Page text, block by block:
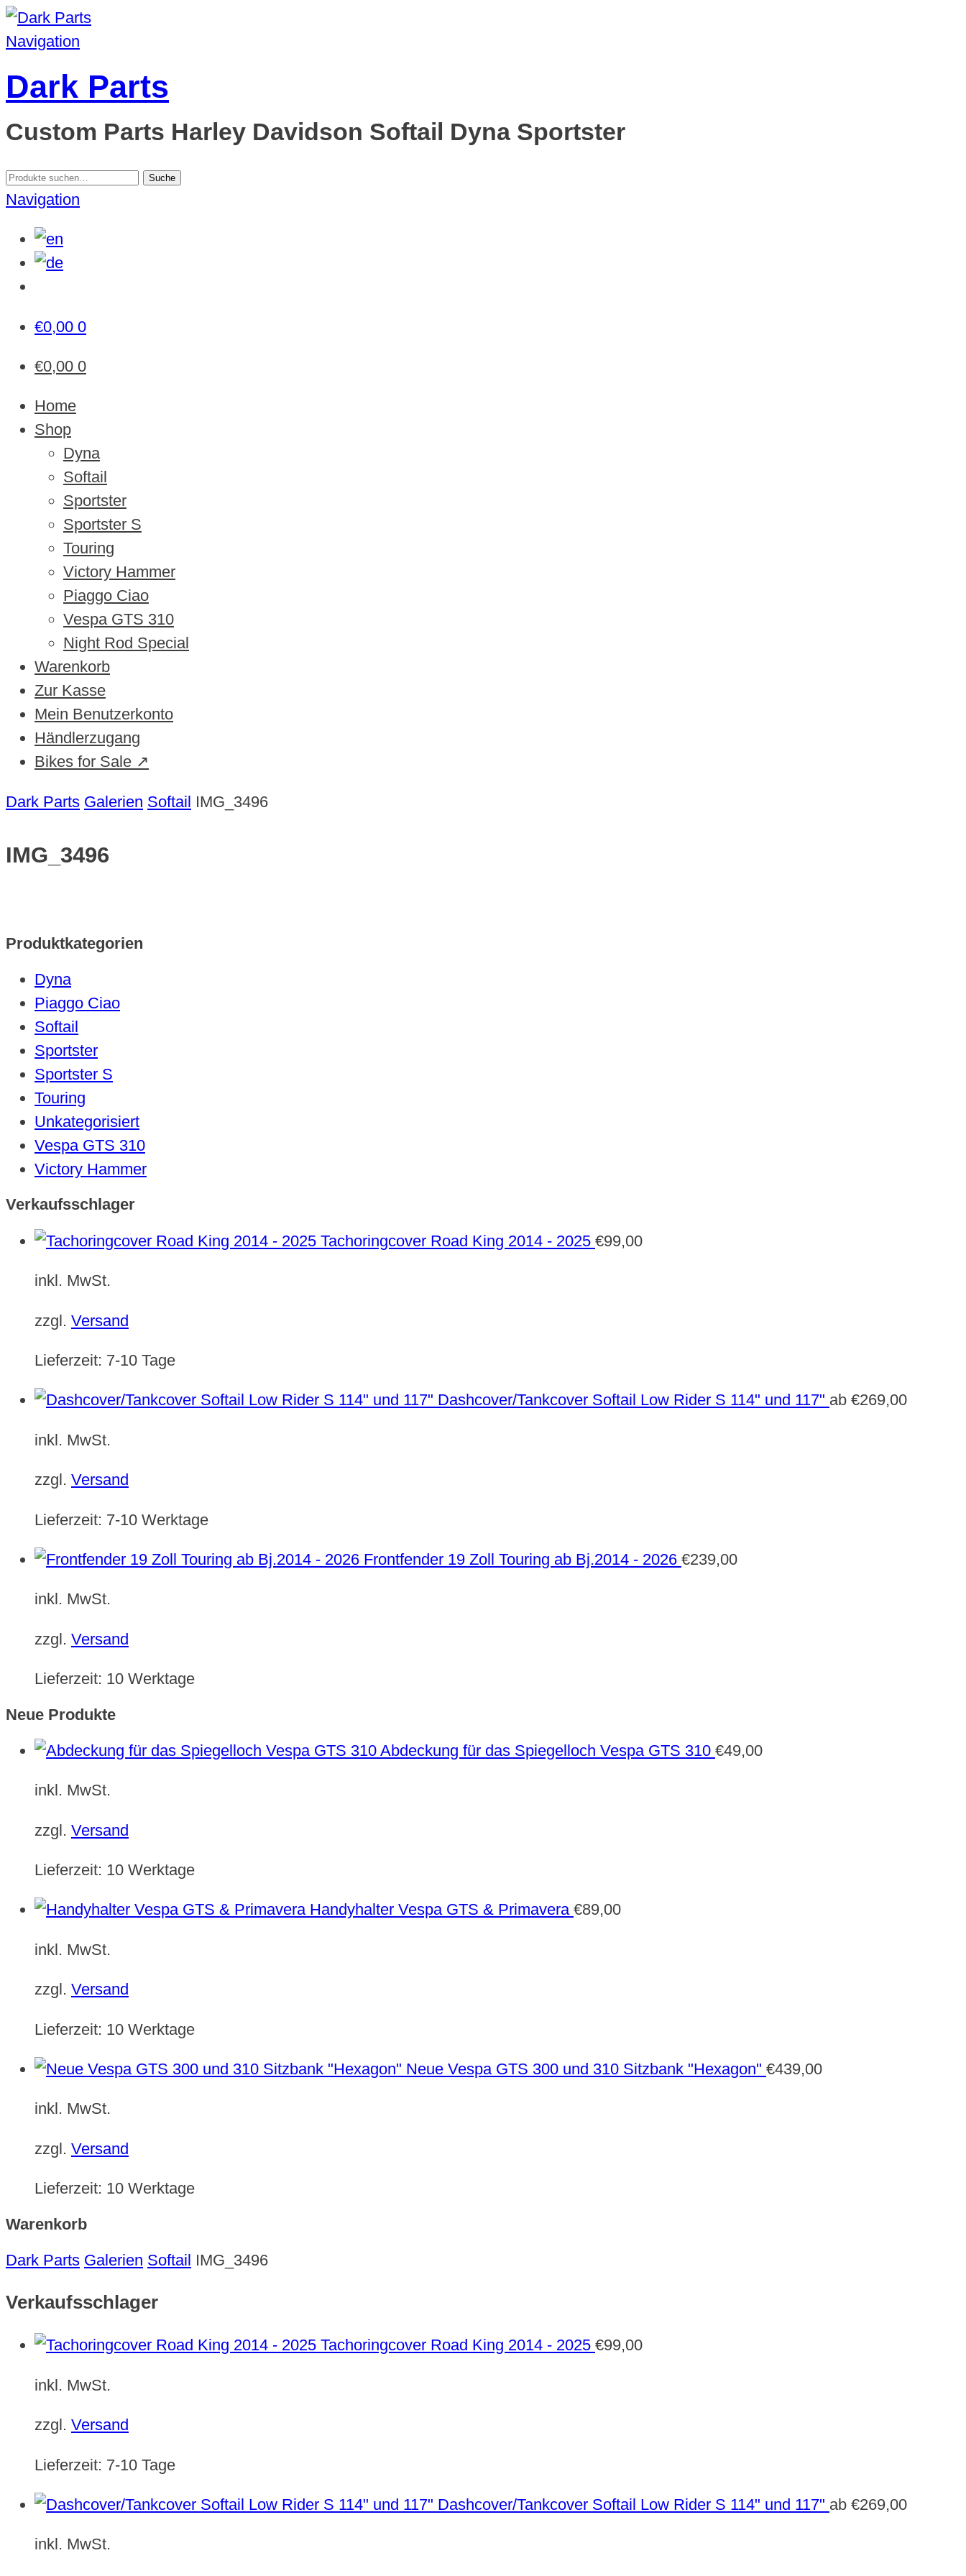
Navigation
Dark Parts
Custom Parts Harley Davidson Softail Dyna Sportster
Suche
nach:
Suche
Navigation
€0,00 0
€0,00 0
Home
Shop
Dyna
Softail
Sportster
Sportster S
Touring
Victory Hammer
Piaggo Ciao
Vespa GTS 310
Night Rod Special
Warenkorb
Zur Kasse
Mein Benutzerkonto
Händlerzugang
Bikes for Sale ↗
Dark Parts Galerien Softail IMG_3496
IMG_3496
Produktkategorien
Dyna
Piaggo Ciao
Softail
Sportster
Sportster S
Touring
Unkategorisiert
Vespa GTS 310
Victory Hammer
Verkaufsschlager
Tachoringcover Road King 2014 - 2025 €99,00
inkl. MwSt.
zzgl. Versand
Lieferzeit: 7-10 Tage
Dashcover/Tankcover Softail Low Rider S 114" und 117" ab €269,00
inkl. MwSt.
zzgl. Versand
Lieferzeit: 7-10 Werktage
Frontfender 19 Zoll Touring ab Bj.2014 - 2026 €239,00
inkl. MwSt.
zzgl. Versand
Lieferzeit: 10 Werktage
Neue Produkte
Abdeckung für das Spiegelloch Vespa GTS 310 €49,00
inkl. MwSt.
zzgl. Versand
Lieferzeit: 10 Werktage
Handyhalter Vespa GTS & Primavera €89,00
inkl. MwSt.
zzgl. Versand
Lieferzeit: 10 Werktage
Neue Vespa GTS 300 und 310 Sitzbank "Hexagon" €439,00
inkl. MwSt.
zzgl. Versand
Lieferzeit: 10 Werktage
Warenkorb
Dark Parts Galerien Softail IMG_3496
Verkaufsschlager
Tachoringcover Road King 2014 - 2025 €99,00
inkl. MwSt.
zzgl. Versand
Lieferzeit: 7-10 Tage
Dashcover/Tankcover Softail Low Rider S 114" und 117" ab €269,00
inkl. MwSt.